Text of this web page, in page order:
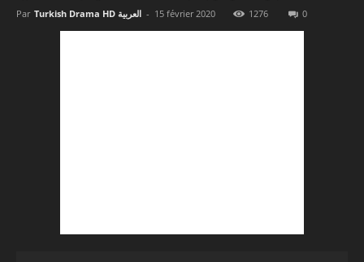
Par Turkish Drama HD العربية - 15 février 2020 1276 0